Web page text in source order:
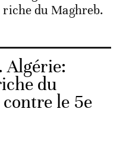
riche du Maghreb.
Algérie:
du
le 5e